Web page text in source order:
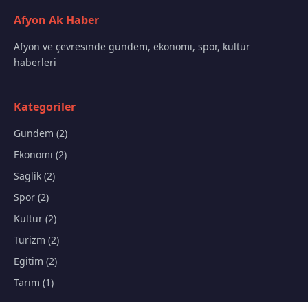
Afyon Ak Haber
Afyon ve çevresinde gündem, ekonomi, spor, kültür
haberleri
Kategoriler
Gundem (2)
Ekonomi (2)
Saglik (2)
Spor (2)
Kultur (2)
Turizm (2)
Egitim (2)
Tarim (1)